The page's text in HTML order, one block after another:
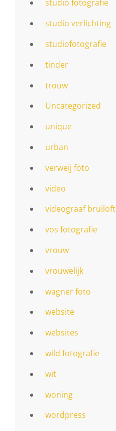
studio fotografie
studio verlichting
studiofotografie
tinder
trouw
Uncategorized
unique
urban
verweij foto
video
videograaf bruiloft
vos fotografie
vrouw
vrouwelijk
wagner foto
website
websites
wild fotografie
wit
woning
wordpress